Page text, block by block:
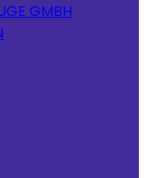
GMBH